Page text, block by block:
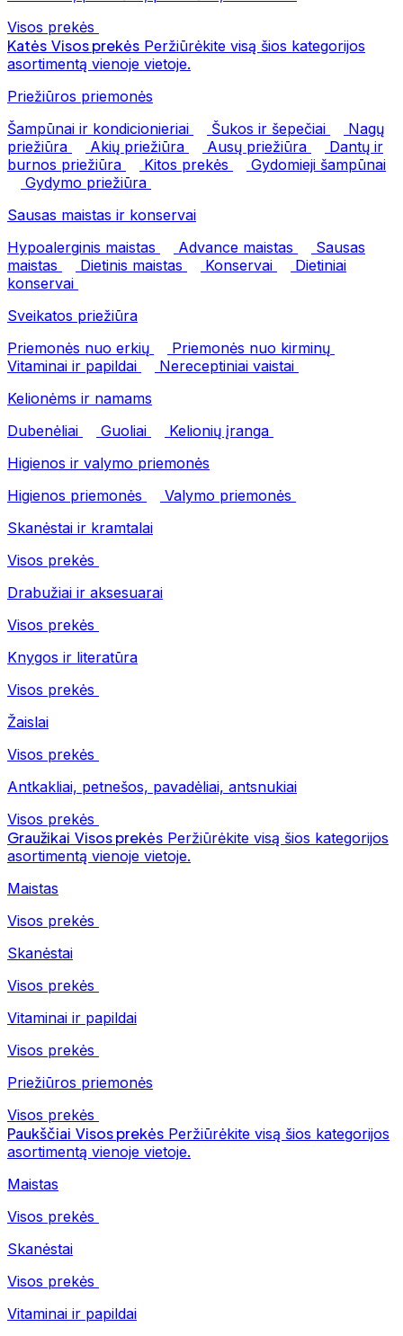
Visos prekės
Katės Visos prekės Peržiūrėkite visą šios kategorijos
asortimentą vienoje vietoje.
Priežiūros priemonės
Šampūnai ir kondicionieriai
Šukos ir šepečiai
Nagų
priežiūra
Akių priežiūra Ausų priežiūra
Dantų ir
burnos priežiūra
Kitos prekės
Gydomieji šampūnai
Gydymo priežiūra
Sausas maistas ir konservai
Hypoalerginis maistas
Advance maistas
Sausas
maistas
Dietinis maistas Konservai
Dietiniai
konservai
Sveikatos priežiūra
Priemonės nuo erkių
Priemonės nuo kirminų
Vitaminai ir papildai
Nereceptiniai vaistai
Kelionėms ir namams
Dubenėliai
Guoliai
Kelionių įranga
Higienos ir valymo priemonės
Higienos priemonės
Valymo priemonės
Skanėstai ir kramtalai
Visos prekės
Drabužiai ir aksesuarai
Visos prekės
Knygos ir literatūra
Visos prekės
Žaislai
Visos prekės
Antkakliai, petnešos, pavadėliai, antsnukiai
Visos prekės
Graužikai Visos prekės Peržiūrėkite visą šios kategorijos
asortimentą vienoje vietoje.
Maistas
Visos prekės
Skanėstai
Visos prekės
Vitaminai ir papildai
Visos prekės
Priežiūros priemonės
Visos prekės
Paukščiai Visos prekės Peržiūrėkite visą šios kategorijos
asortimentą vienoje vietoje.
Maistas
Visos prekės
Skanėstai
Visos prekės
Vitaminai ir papildai